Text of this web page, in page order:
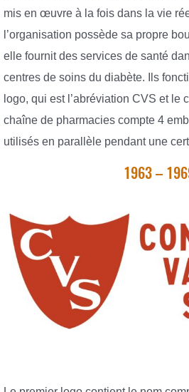
mis en œuvre à la fois dans la vie
l’organisation possède sa propre
elle fournit des services de santé
centres de soins du diabète. Ils
logo, qui est l’abréviation CVS et le
chaîne de pharmacies compte 4
utilisés en parallèle pendant une
1963 –